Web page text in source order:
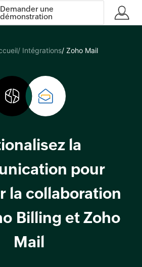
Demander une
démonstration
/ Intégrations/ Zoho Mail
la
pour
la collaboration
Billing et Zoho
Mail